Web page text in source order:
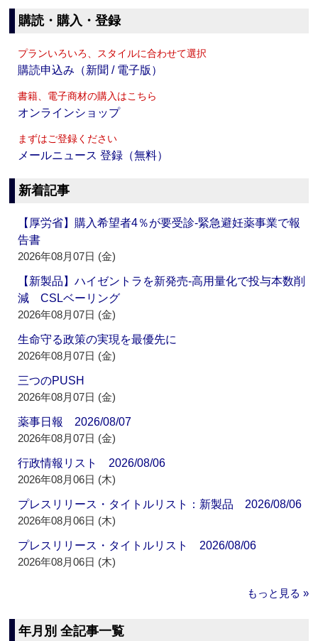
購読・購入・登録
プランいろいろ、スタイルに合わせて選択
購読申込み（新聞 / 電子版）
書籍、電子商材の購入はこちら
オンラインショップ
まずはご登録ください
メールニュース 登録（無料）
新着記事
【厚労省】購入希望者4％が要受診‐緊急避妊薬事業で報
告書
2026年08月07日 (金)
【新製品】ハイゼントラを新発売‐高用量化で投与本数削
減 CSLベーリング
2026年08月07日 (金)
生命守る政策の実現を最優先に
2026年08月07日 (金)
三つのPUSH
2026年08月07日 (金)
薬事日報 2026/08/07
2026年08月07日 (金)
行政情報リスト 2026/08/06
2026年08月06日 (木)
プレスリリース・タイトルリスト：新製品 2026/08/06
2026年08月06日 (木)
プレスリリース・タイトルリスト 2026/08/06
2026年08月06日 (木)
もっと見る »
年月別 全記事一覧